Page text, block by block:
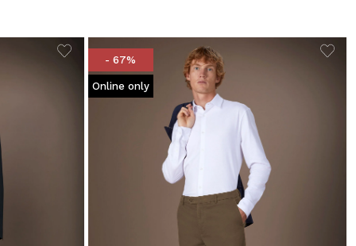
- 67%
Online only